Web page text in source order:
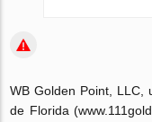
WB Golden Point, LLC,
de Florida